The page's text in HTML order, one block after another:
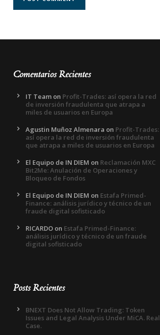
Comentarios Recientes
IT Team on Profit-Trades: así opera la red
de inversión fraudulenta que atrapa a
miles de usuarios en Europa
Agustin Muñoz Almenara on Profit-Trades:
así opera la red de inversión fraudulenta
que atrapa a miles de usuarios en Europa
El Equipo de IN DIEM on Reclamación MXC
Bit2Me: Anulación de Operaciones y
Bloqueo de Fondos
El Equipo de IN DIEM on Estafa Primed-
Finance: análisis jurídico y técnico de un
fraude digital sofisticado
RICARDO on Estafa Primed-Finance:
análisis jurídico y técnico de un fraude
digital sofisticado
Posts Recientes
BNEXT Does Not Allow Trading: Token
Issues and Legal Analysis Under MiCA. Real
Case.